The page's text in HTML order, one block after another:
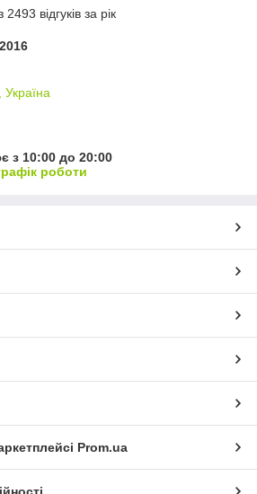
відгуків за рік
з 10:00 до 20:00
роботи
Prom.ua